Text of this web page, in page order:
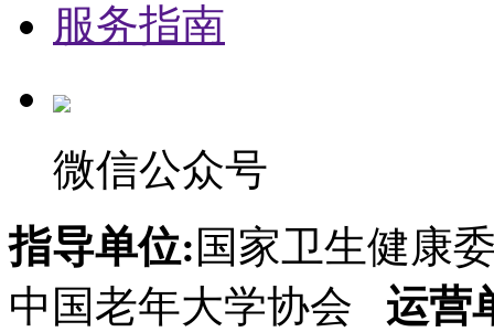
服务指南
微信公众号
指导单位:国家卫生健康
中国老年大学协会 运营